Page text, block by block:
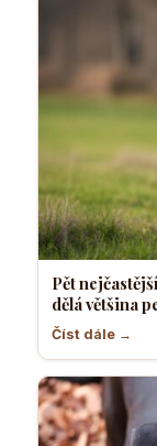
Pět
dělá většina
Číst dále →